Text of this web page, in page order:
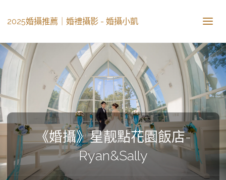
2025婚攝推薦｜婚禮攝影 - 婚攝小凱
《婚攝》星靓點花園飯店-
Ryan&Sally